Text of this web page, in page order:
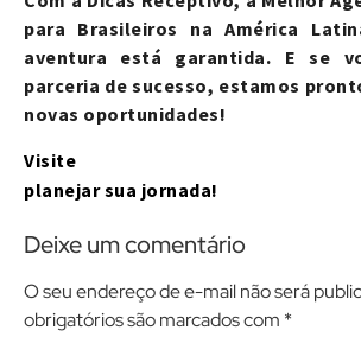
para Brasileiros na América
aventura está garantida. E se
parceria de sucesso, estamos
novas oportunidades!
Visite
planejar sua jornada!
Deixe um comentário
O seu endereço de e-mail não será
obrigatórios são marcados com *